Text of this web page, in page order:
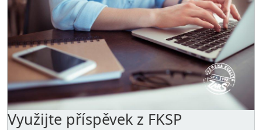
Využijte příspěvek z FKSP